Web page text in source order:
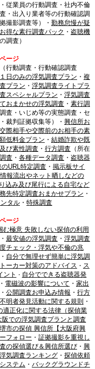
従業員の行動調査・社内不倫
・出入り業者等の行動確認調
撮影調査等）・ 勤務怠慢が疑
得な素行調査パック ・ 盗聴機
調査）
ージ
（行動調査・行動確認調査
１日のみの浮気調査プラン ・ 複
プラン ・ 浮気調査ライトプラ
スペシャルプラン ・ 浮気調査
おまかせの浮気調査 ・ 素行調
調査・いじめ等の実態調査・セ
裁判証拠収集等）・ 興信所お
交際相手や交際前のお相手の素
低料金プラン ・ 結婚詐欺や既
び素性調査 ・ 行方調査 （所在
査 ・ 各種データ調査 ・ 盗聴器
URL特定調査 ・ 掲示板サイ
報流出やネット晒しなどの
込み及び尾行による自宅など
先特定調査おまかせプラン ・
タル・ 特殊調査
ージ
極意 失敗しない探偵の利用
・ 最安値の浮気調査 ・ 浮気調査
チェック・浮気や不倫の兆
・ 自分で無理せず簡単に浮気調
ーカー対策のアドバイス ・ ス
ント ・ 自分でできる盗聴器発
電磁波の影響について ・ 家出
・ 公開調査お申込み情報 ・ 行方
明者発見活動に関する規則 ・
適正化に関する法律（探偵業
阪での浮気調査プランと調査
堺市の探偵 興信所【大阪府興
フォロー ・ 証拠撮影を重視し
の探偵選び＆興信所選び・ 興
浮気調査ランキング・ 探偵依頼
ステム ・ バックグラウンドチ